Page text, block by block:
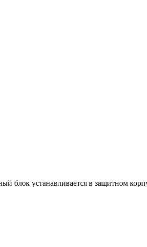
блок устанавливается в защитном